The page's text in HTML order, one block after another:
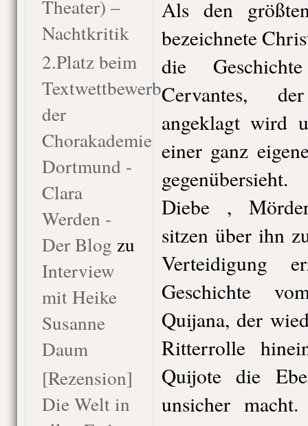
Theater) –
Nachtkritik
2.Platz beim
Textwettbewerb
der
Chorakademie
Dortmund -
Clara
Werden -
Der Blog zu
Interview
mit Heike
Susanne
Daum
[Rezension]
Die Welt in
Als den
bezeichnete
die
Cervantes,
angeklagt wird
einer ganz
Diebe ,
sitzen über ihn
Verteidigung
Geschichte
Quijana, der
Ritterrolle
Quijote die
unsicher